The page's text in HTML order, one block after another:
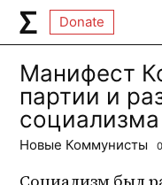
Donate
Манифест
партии и
социализма
Новые Коммунисты